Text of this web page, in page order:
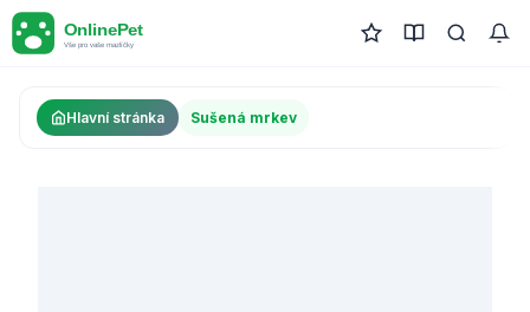
Hlavní stránka Sušená mrkev